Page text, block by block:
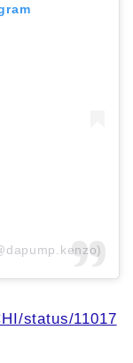
status/11017